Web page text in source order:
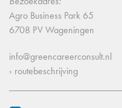
Agro Business Park 65
6708 PV Wageningen
info@greencareerconsult.nl
› routebeschrijving